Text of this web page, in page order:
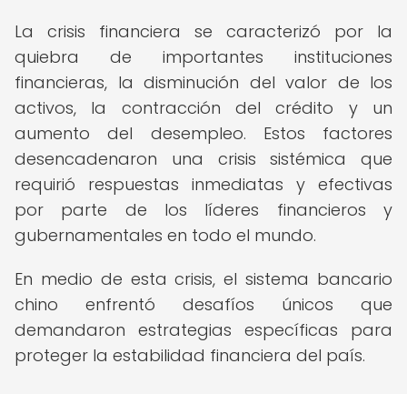
La crisis financiera se caracterizó por la
quiebra de importantes instituciones
financieras, la disminución del valor de los
activos, la contracción del crédito y un
aumento del desempleo. Estos factores
desencadenaron una crisis sistémica que
requirió respuestas inmediatas y efectivas
por parte de los líderes financieros y
gubernamentales en todo el mundo.
En medio de esta crisis, el sistema bancario
chino enfrentó desafíos únicos que
demandaron estrategias específicas para
proteger la estabilidad financiera del país.